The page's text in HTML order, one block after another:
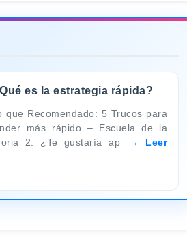
es la estrategia rápida?
que Recomendado: 5 Trucos para
más rápido – Escuela de la
2. ¿Te gustaría ap
Leer